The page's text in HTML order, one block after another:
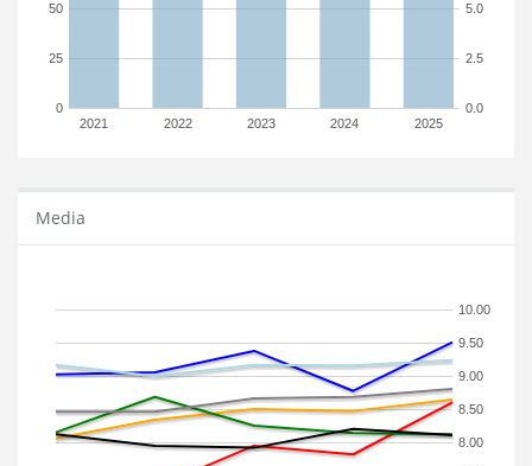
2021 2022 2023 2024 2025
0
25
50
0.0
2.5
5.0
Media
8.00
8.50
9.00
9.50
10.00